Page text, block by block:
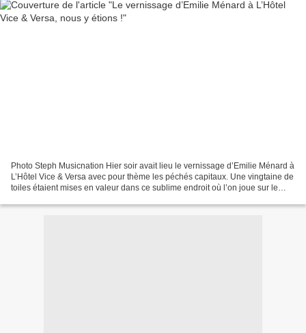
Photo Steph Musicnation Hier soir avait lieu le vernissage d’Emilie Ménard à
L’Hôtel Vice & Versa avec pour thème les péchés capitaux. Une vingtaine de
toiles étaient mises en valeur dans ce sublime endroit où l’on joue sur le